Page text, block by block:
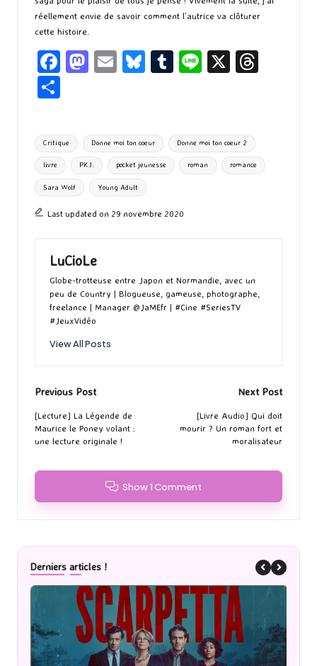
réellement envie de savoir comment l’autrice va clôturer
cette histoire.
Fa
o
o
k
M
d
o
n
E
l
Bl
ky
T
bl
r
Li X
ta
g
er
Tags:
Critique Donne moi ton coeur Donne moi ton coeur 2
livre PKJ. pocket jeunesse roman romance
Sara Wolf Young Adult
Last updated on 29 novembre 2020
LuCioLe
Globe-trotteuse entre Japon et Normandie, avec un
peu de Country | Blogueuse, gameuse, photographe,
freelance | Manager @JaMEfr | #Cine #SeriesTV
#JeuxVidéo
View All Posts
Post
navigation
Previous Post
[Lecture] La Légende de
Maurice le Poney volant :
une lecture originale !
Next Post
[Livre Audio] Qui doit
mourir ? Un roman fort et
moralisateur
Show 1 Comment
Derniers articles !